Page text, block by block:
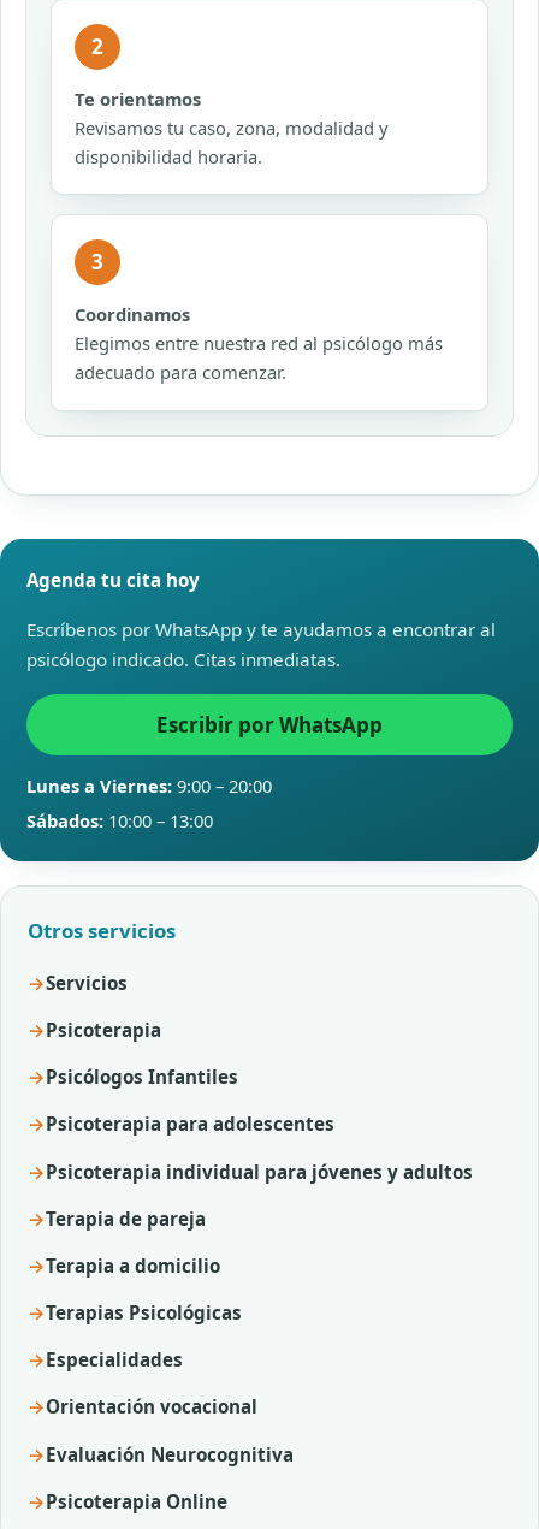
2
Te orientamos
Revisamos tu caso, zona, modalidad y
disponibilidad horaria.
3
Coordinamos
Elegimos entre nuestra red al psicólogo más
adecuado para comenzar.
Agenda tu cita hoy
Escríbenos por WhatsApp y te ayudamos a encontrar al
psicólogo indicado. Citas inmediatas.
Escribir por WhatsApp
Lunes a Viernes: 9:00 – 20:00
Sábados: 10:00 – 13:00
Otros servicios
Servicios
Psicoterapia
Psicólogos Infantiles
Psicoterapia para adolescentes
Psicoterapia individual para jóvenes y adultos
Terapia de pareja
Terapia a domicilio
Terapias Psicológicas
Especialidades
Orientación vocacional
Evaluación Neurocognitiva
Psicoterapia Online